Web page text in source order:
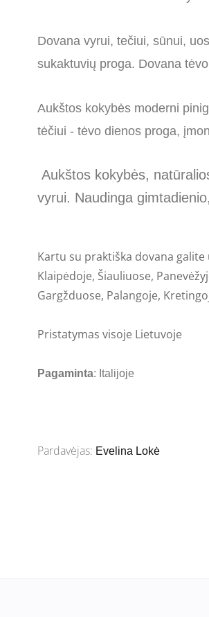
Dovana vyrui, tečiui, sūnui,
sukaktuvių proga. Dovana
Aukštos kokybės moderni
tėčiui - tėvo dienos proga,
Aukštos kokybės,
vyrui. Naudinga
Kartu su praktiška dovana
Klaipėdoje, Šiauliuose,
Gargžduose, Palangoje,
Pristatymas visoje Lietuvoje
Pagaminta: Italijoje
Pardavėjas: Evelina Lokė